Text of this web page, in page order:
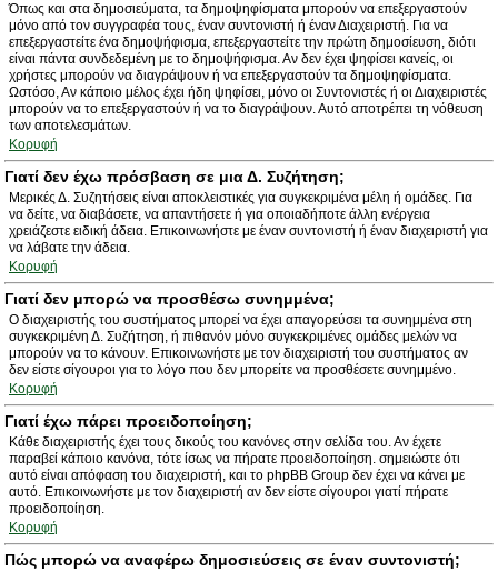
Όπως και στα δημοσιεύματα, τα δημοψηφίσματα μπορούν να επεξεργαστούν
μόνο από τον συγγραφέα τους, έναν συντονιστή ή έναν Διαχειριστή. Για να
επεξεργαστείτε ένα δημοψήφισμα, επεξεργαστείτε την πρώτη δημοσίευση, διότι
είναι πάντα συνδεδεμένη με το δημοψήφισμα. Αν δεν έχει ψηφίσει κανείς, οι
χρήστες μπορούν να διαγράψουν ή να επεξεργαστούν τα δημοψηφίσματα.
Ωστόσο, Αν κάποιο μέλος έχει ήδη ψηφίσει, μόνο οι Συντονιστές ή οι Διαχειριστές
μπορούν να το επεξεργαστούν ή να το διαγράψουν. Αυτό αποτρέπει τη νόθευση
των αποτελεσμάτων.
Κορυφή
Γιατί δεν έχω πρόσβαση σε μια Δ. Συζήτηση;
Μερικές Δ. Συζητήσεις είναι αποκλειστικές για συγκεκριμένα μέλη ή ομάδες. Για
να δείτε, να διαβάσετε, να απαντήσετε ή για οποιαδήποτε άλλη ενέργεια
χρειάζεστε ειδική άδεια. Επικοινωνήστε με έναν συντονιστή ή έναν διαχειριστή για
να λάβατε την άδεια.
Κορυφή
Γιατί δεν μπορώ να προσθέσω συνημμένα;
Ο διαχειριστής του συστήματος μπορεί να έχει απαγορεύσει τα συνημμένα στη
συγκεκριμένη Δ. Συζήτηση, ή πιθανόν μόνο συγκεκριμένες ομάδες μελών να
μπορούν να το κάνουν. Επικοινωνήστε με τον διαχειριστή του συστήματος αν
δεν είστε σίγουροι για το λόγο που δεν μπορείτε να προσθέσετε συνημμένο.
Κορυφή
Γιατί έχω πάρει προειδοποίηση;
Κάθε διαχειριστής έχει τους δικούς του κανόνες στην σελίδα του. Αν έχετε
παραβεί κάποιο κανόνα, τότε ίσως να πήρατε προειδοποίηση. σημειώστε ότι
αυτό είναι απόφαση του διαχειριστή, και το phpBB Group δεν έχει να κάνει με
αυτό. Επικοινωνήστε με τον διαχειριστή αν δεν είστε σίγουροι γιατί πήρατε
προειδοποίηση.
Κορυφή
Πώς μπορώ να αναφέρω δημοσιεύσεις σε έναν συντονιστή;